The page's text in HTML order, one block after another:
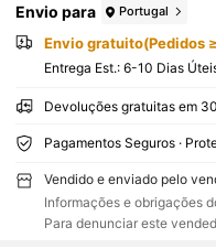
Envio para Portugal
Envio gratuito(Pedidos
Entrega Est.: 6-10 Dias
Devoluções gratuitas em
Pagamentos Seguros ·
Vendido e enviado pelo
Informações e obrigações
Para denunciar este